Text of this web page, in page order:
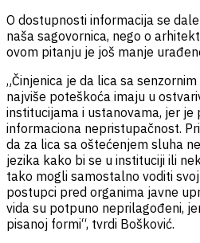
O dostupnosti informacija se
naša sagovornica, nego o
ovom pitanju je još manje
„Činjenica je da lica sa
najviše poteškoća imaju u
institucijama i ustanovama, jer je
informaciona nepristupačnost.
da za lica sa oštećenjem sluha
jezika kako bi se u instituciji ili
tako mogli samostalno voditi
postupci pred organima javne
vida su potpuno neprilagođeni,
pisanoj formi“, tvrdi Bošković.